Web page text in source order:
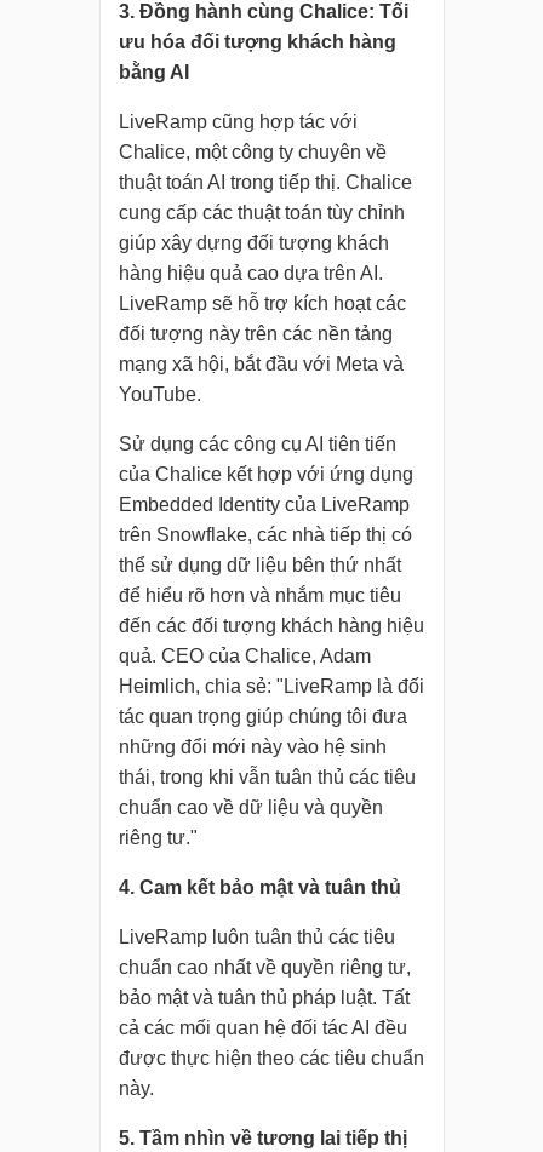
3. Đồng hành cùng Chalice: Tối
ưu hóa đối tượng khách hàng
bằng AI
LiveRamp cũng hợp tác với
Chalice, một công ty chuyên về
thuật toán AI trong tiếp thị. Chalice
cung cấp các thuật toán tùy chỉnh
giúp xây dựng đối tượng khách
hàng hiệu quả cao dựa trên AI.
LiveRamp sẽ hỗ trợ kích hoạt các
đối tượng này trên các nền tảng
mạng xã hội, bắt đầu với Meta và
YouTube.
Sử dụng các công cụ AI tiên tiến
của Chalice kết hợp với ứng dụng
Embedded Identity của LiveRamp
trên Snowflake, các nhà tiếp thị có
thể sử dụng dữ liệu bên thứ nhất
để hiểu rõ hơn và nhắm mục tiêu
đến các đối tượng khách hàng hiệu
quả. CEO của Chalice, Adam
Heimlich, chia sẻ: "LiveRamp là đối
tác quan trọng giúp chúng tôi đưa
những đổi mới này vào hệ sinh
thái, trong khi vẫn tuân thủ các tiêu
chuẩn cao về dữ liệu và quyền
riêng tư."
4. Cam kết bảo mật và tuân thủ
LiveRamp luôn tuân thủ các tiêu
chuẩn cao nhất về quyền riêng tư,
bảo mật và tuân thủ pháp luật. Tất
cả các mối quan hệ đối tác AI đều
được thực hiện theo các tiêu chuẩn
này.
5. Tầm nhìn về tương lai tiếp thị